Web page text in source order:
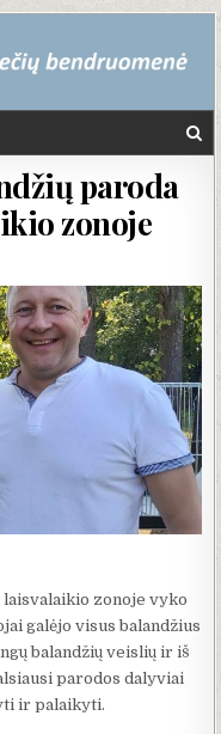
paroda
zonoje
laisvalaikio zonoje vyko
galėjo visus balandžius
balandžių veislių ir iš
parodos dalyviai
ir palaikyti.